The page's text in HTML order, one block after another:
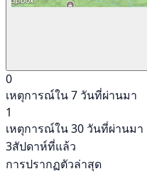
0
เหตุการณ์ใน 7 วันที่ผ่านมา
1
เหตุการณ์ใน 30 วันที่ผ่านมา
3สัปดาห์ที่แล้ว
การปรากฏตัวล่าสุด